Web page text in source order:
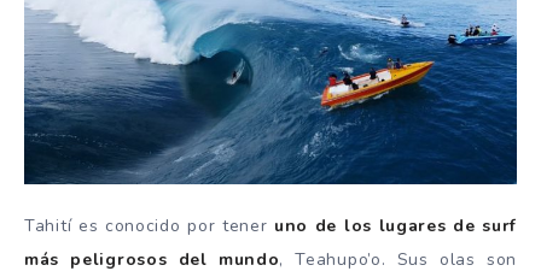
Tahití es conocido por tener uno de los lugares de surf
más peligrosos del mundo, Teahupo’o. Sus olas son